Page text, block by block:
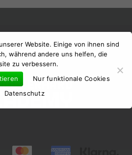
sich keine Produkte im
Warenkorb.
Go to shop
Website. Einige von ihnen sind
während andere uns helfen, die
zu verbessern.
Nur funktionale Cookies
Datenschutz